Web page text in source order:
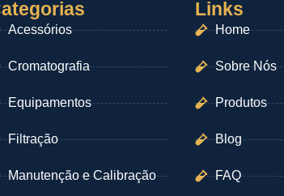
Acessórios
Cromatografia
Equipamentos
Filtração
Manutenção e Calibração
Links
Home
Sobre Nós
Produtos
Blog
FAQ